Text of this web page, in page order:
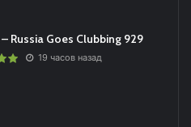
Russia Goes Clubbing 929
19 часов назад